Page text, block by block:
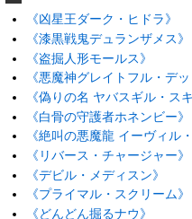
《凶星王ダーク・ヒドラ》
《漆黒戦鬼デュランザメス》
《盗掘人形モールス》
《悪魔神グレイトフル・デッ
《偽りの名 ヤバスギル・スキ
《白骨の守護者ホネンビー》
《絶叫の悪魔龍 イーヴィル
《リバース・チャージャー》
《デビル・メディスン》
《プライマル・スクリーム》
《どんどん掘るナウ》